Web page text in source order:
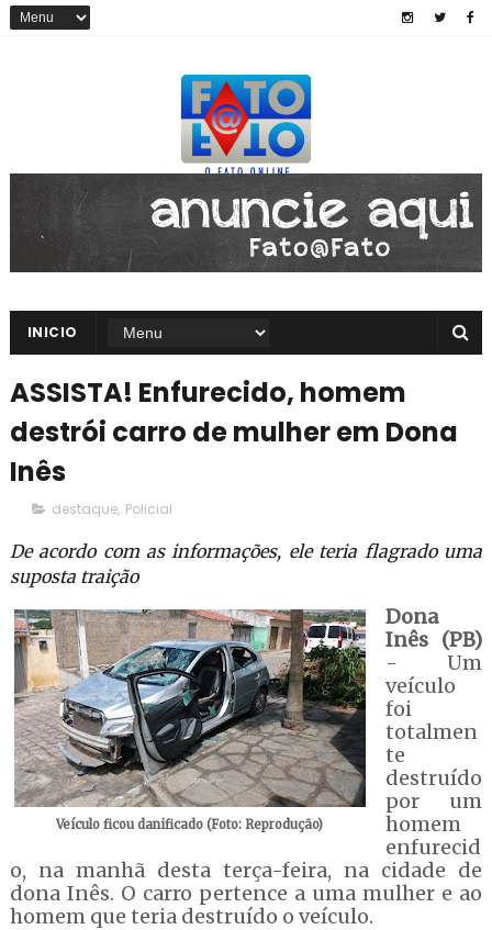
INICIO
ASSISTA! Enfurecido, homem
destrói carro de mulher em Dona
Inês
destaque, Policial
De acordo com as informações, ele teria flagrado uma
suposta traição
Veículo ficou danificado (Foto: Reprodução)
Dona
Inês (PB)
- Um
veículo
foi
totalmen
te
destruído
por um
homem
enfurecid
o, na manhã desta terça-feira, na cidade de
dona Inês. O carro pertence a uma mulher e ao
homem que teria destruído o veículo.